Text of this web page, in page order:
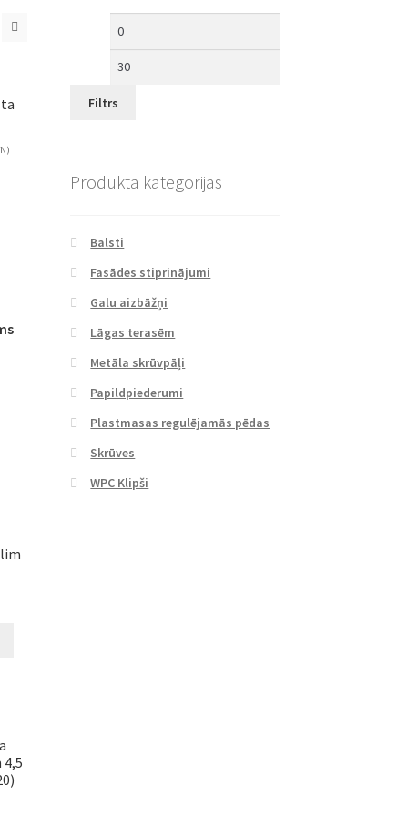
Filtrs
Produkta kategorijas
Balsti
Fasādes stiprinājumi
Galu aizbāžņi
Lāgas terasēm
Metāla skrūvpāļi
Papildpiederumi
Plastmasas regulējamās pēdas
Skrūves
WPC Klipši